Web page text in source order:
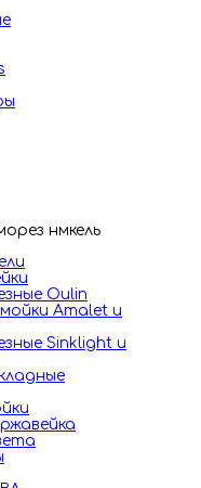
нмкель
Oulin
Amalet и
Sinklight и